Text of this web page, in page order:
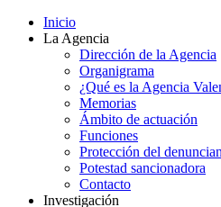
Inicio
La Agencia
Dirección de la Agencia
Organigrama
¿Qué es la Agencia
Memorias
Ámbito de actuación
Funciones
Protección del
Potestad sancionadora
Contacto
Investigación